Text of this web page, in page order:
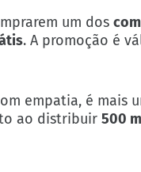
um dos
. A promoção é
empatia, é mais
ao distribuir 500